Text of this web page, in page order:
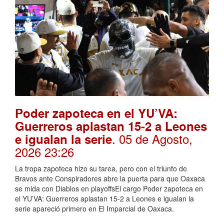
Poder zapoteca en el YU’VA:
Guerreros aplastan 15-2 a Leones
e igualan la serie. 05 de Agosto,
2026 23:26
La tropa zapoteca hizo su tarea, pero con el triunfo de
Bravos ante Conspiradores abre la puerta para que Oaxaca
se mida con Diablos en playoffsEl cargo Poder zapoteca en
el YU’VA: Guerreros aplastan 15-2 a Leones e igualan la
serie apareció primero en El Imparcial de Oaxaca.